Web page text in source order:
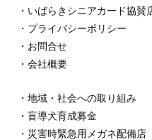
・いばらきシニアカード協賛
・プライバシーポリシー
・お問合せ
・会社概要
・地域・社会への取り組み
・盲導犬育成募金
・災害時緊急用メガネ配備店